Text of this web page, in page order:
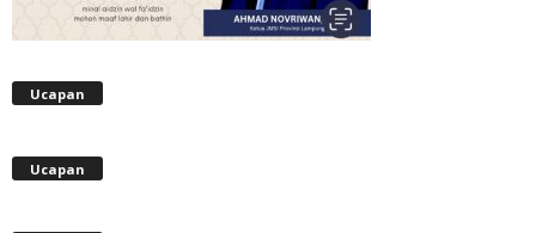
Ucapan
Ucapan